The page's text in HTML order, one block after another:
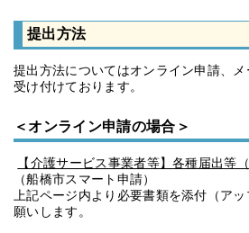
提出方法
提出方法についてはオンライン申請、
受け付けております。
＜オンライン申請の場合＞
【介護サービス事業者等】各種届出等
（船橋市スマート申請）
上記ページ内より必要書類を添付（ア
願いします。